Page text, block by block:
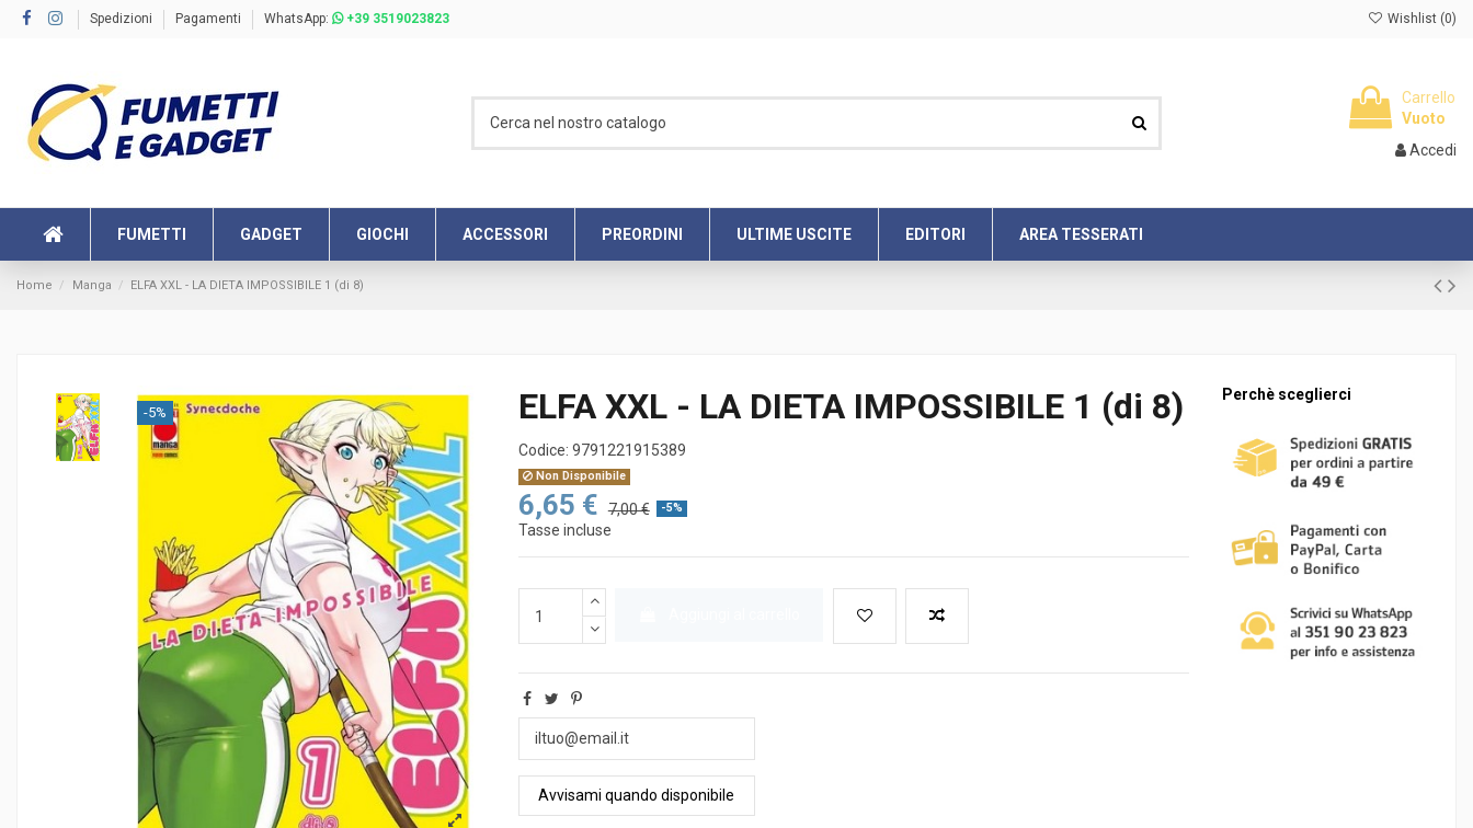
Spedizioni Pagamenti WhatsApp: +39 3519023823 Wishlist (0)
Carrello
Vuoto
Accedi
FUMETTI GADGET GIOCHI ACCESSORI PREORDINI ULTIME USCITE EDITORI AREA TESSERATI
Home Manga ELFA XXL - LA DIETA IMPOSSIBILE 1 (di 8)
-5% ELFA XXL - LA DIETA IMPOSSIBILE 1 (di 8)
Codice: 9791221915389
Non Disponibile
6,65 € 7,00 € -5%
Tasse incluse
Perchè sceglierci